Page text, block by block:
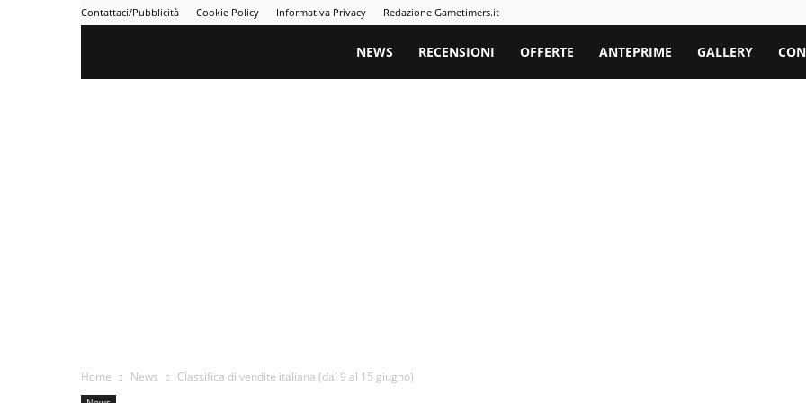
Contattaci/Pubblicità Cookie Policy Informativa Privacy Redazione Gametimers.it
Gametimers
NEWS RECENSIONI OFFERTE ANTEPRIME GALLERY
Home News Classifica di vendite italiana (dal 9 al 15 giugno)